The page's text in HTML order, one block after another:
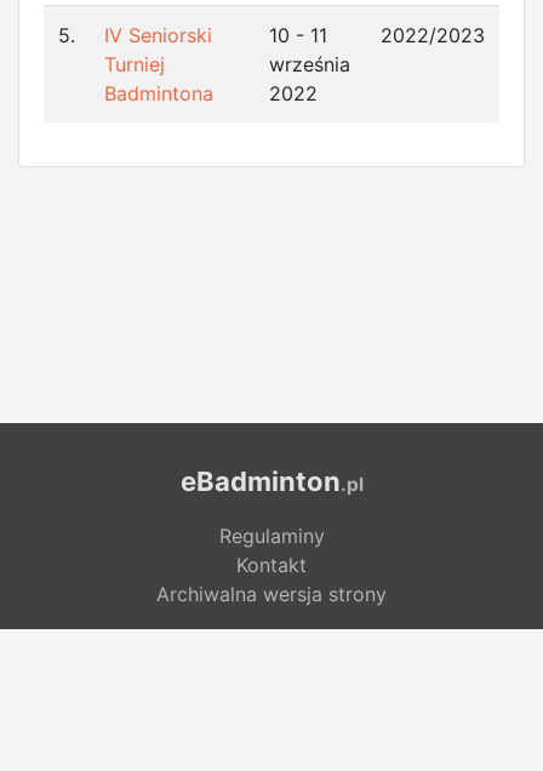
5.
IV Seniorski
Turniej
Badmintona
10 - 11
września
2022
2022/2023
eBadminton.pl
Regulaminy
Kontakt
Archiwalna wersja strony